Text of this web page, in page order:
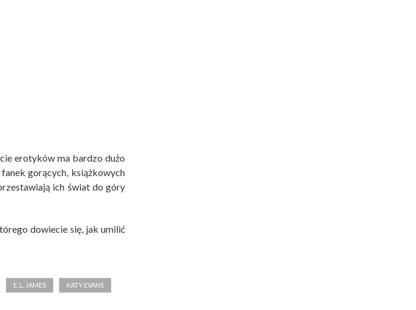
erotyków ma bardzo dużo
gorących, książkowych
ich świat do góry
dowiecie się, jak umilić
E. L. JAMES KATY EVANS